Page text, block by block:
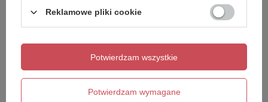
Zadaj pytanie a my odpowiemy niezwłocznie,
najciekawsze pytania i odpowiedzi publikując
dla innych.
Reklamowe pliki cookie
Potwierdzam wymagane
Potwierdzam wszystkie